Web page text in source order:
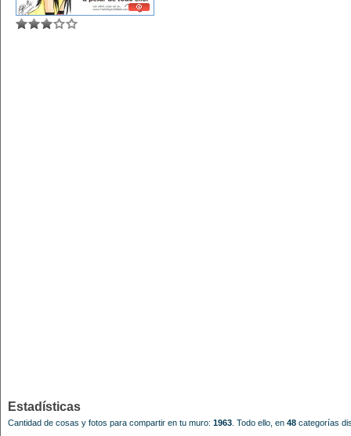
Estadísticas
Cantidad de cosas y fotos para compartir en tu muro: 1963 Todo ello, en 48 categorías